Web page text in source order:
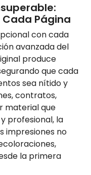
Página
con cada
avanzada del
produce
que cada
sea nítido y
contratos,
material que
profesional, la
impresiones no
la primera